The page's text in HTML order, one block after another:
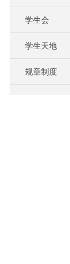
学生会
学生天地
规章制度